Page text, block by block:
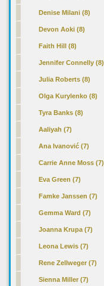
Denise Milani (8)
Devon Aoki (8)
Faith Hill (8)
Jennifer Connelly (8)
Julia Roberts (8)
Olga Kurylenko (8)
Tyra Banks (8)
Aaliyah (7)
Ana Ivanović (7)
Carrie Anne Moss (7)
Eva Green (7)
Famke Janssen (7)
Gemma Ward (7)
Joanna Krupa (7)
Leona Lewis (7)
Rene Zellweger (7)
Sienna Miller (7)